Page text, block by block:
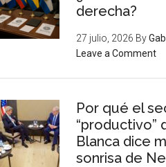
derecha?
27 julio, 2026 By
Leave a Comment
Por qué el
“productivo”
Blanca dice
sonrisa de